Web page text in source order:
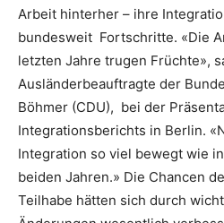
Arbeit hinterher – ihre
bundesweit Fortschritte. «Die
letzten Jahre trugen Früchte»,
Ausländerbeauftragte der
Böhmer (CDU), bei der
Integrationsberichts in Berlin.
Integration so viel bewegt wie
beiden Jahren.» Die Chancen
Teilhabe hätten sich durch